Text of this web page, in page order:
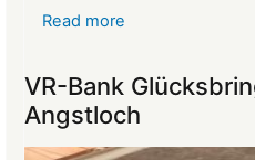
Read more
Mittelalter
begeistert
die
VR-Bank
Angstloch